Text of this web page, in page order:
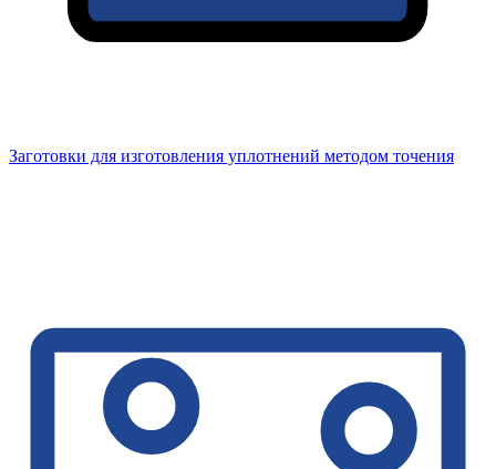
Заготовки для изготовления уплотнений методом точения